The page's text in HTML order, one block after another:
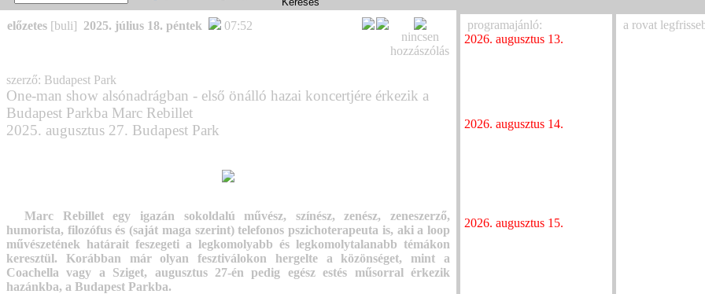
előzetes [buli] 2025. július 18. péntek
07:52
nincsen
hozzászólás
szerző: Budapest Park
One-man show alsónadrágban - első önálló hazai koncertjére érkezik a
Budapest Parkba Marc Rebillet
2025. augusztus 27. Budapest Park
Marc Rebillet egy igazán sokoldalú művész, színész, zenész, zeneszerző,
humorista, filozófus és (saját maga szerint) telefonos pszichoterapeuta is, aki a loop
művészetének határait feszegeti a legkomolyabb és legkomolytalanabb témákon
keresztül. Korábban már olyan fesztiválokon hergelte a közönséget, mint a
Coachella vagy a Sziget, augusztus 27-én pedig egész estés műsorral érkezik
hazánkba, a Budapest Parkba.
programajánló:
2026. augusztus 13.
2026. augusztus 14.
2026. augusztus 15.
a rovat